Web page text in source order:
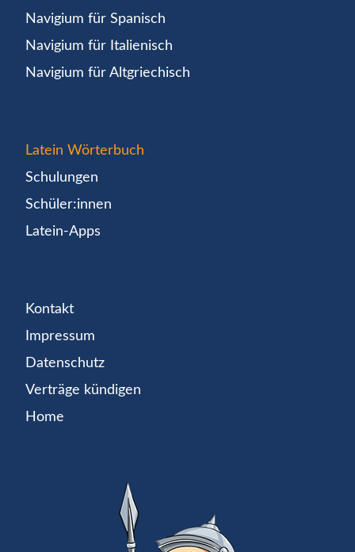
Navigium für Spanisch
Navigium für Italienisch
Navigium für Altgriechisch
Latein Wörterbuch
Schulungen
Schüler:innen
Latein-Apps
Kontakt
Impressum
Datenschutz
Verträge kündigen
Home